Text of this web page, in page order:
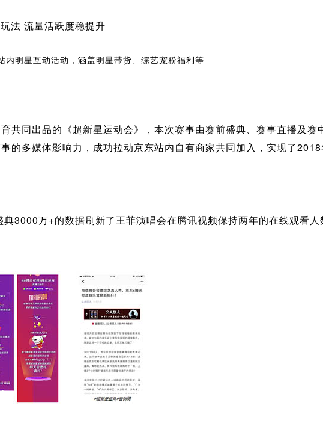
法 流量活跃度稳提升
明星互动活动，涵盖明星带货、综艺宠粉福利等
共同出品的《超新星运动会》，本次赛事由赛前盛典、赛事直播及赛
的多媒体影响力，成功拉动京东站内自有商家共同加入，实现了
3000万+的数据刷新了王菲演唱会在腾讯视频保持两年的在线观看人